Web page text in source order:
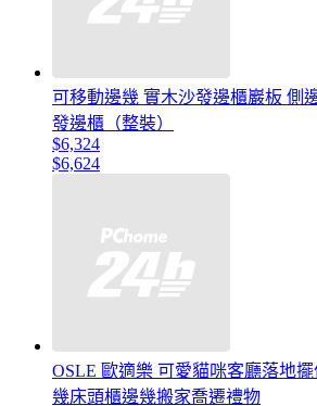
可移動邊幾 實木沙發邊櫃巖板 側
發邊櫃（整裝）
$6,324
$6,624
OSLE 歐適樂 可愛貓咪客廳落地
幾床頭櫃邊幾搬家喬遷禮物